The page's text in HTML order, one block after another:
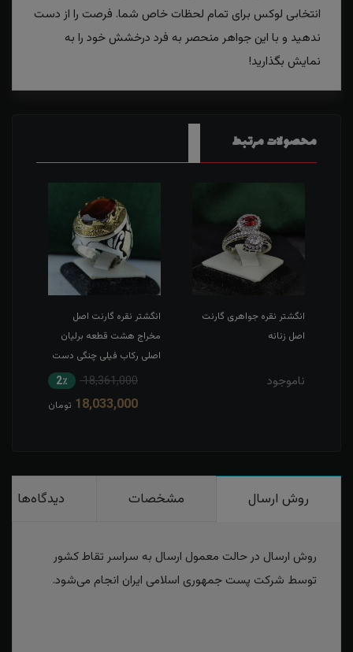
انتخابی لوکس برای تمام لحظات خاص شما. فرصت را از دست
ندهید و با این جواهر منحصر به فرد درخشش خود را به
نمایش بگذارید!
محصولات مرتبط
انگشتر نقره جواهری گارنت
اصل زنانه
ناموجود
انگشتر نقره گارنت اصل
مخراج هشت قطعه برلیان
اصلی رکاب فیلی چنگی دست
و ماشین آینه کاری شده
18,361,000 2٪
18,033,000 تومان
روش ارسال مشخصات دیدگاه‌ها
روش ارسال در حالت معمول ارسال به سراسر تقاط کشور
توسط شرکت پست جمهوری اسلامی ایران انجام می‌شود.